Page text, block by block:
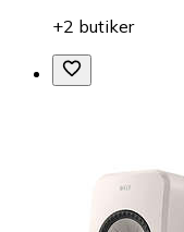
+2 butiker